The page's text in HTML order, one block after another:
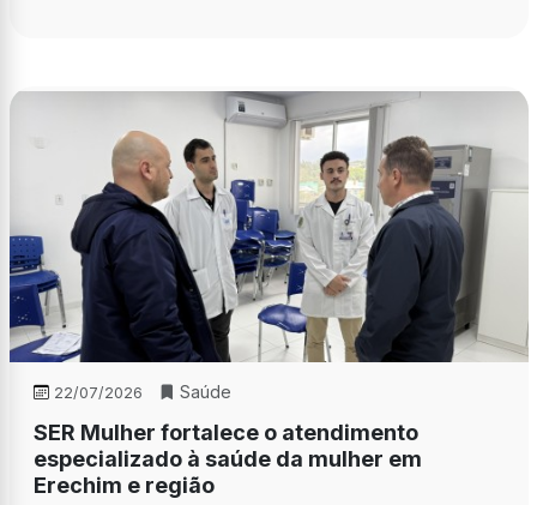
22/07/2026 Saúde
SER Mulher fortalece o atendimento
especializado à saúde da mulher em
Erechim e região